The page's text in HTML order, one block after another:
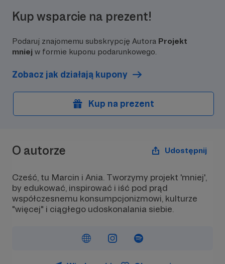
Kup wsparcie na prezent!
Podaruj znajomemu subskrypcję Autora Projekt
mniej w formie kuponu podarunkowego.
Zobacz jak działają kupony
Kup na prezent
O autorze Udostępnij
Cześć, tu Marcin i Ania. Tworzymy projekt 'mniej',
by edukować, inspirować i iść pod prąd
współczesnemu konsumpcjonizmowi, kulturze
"więcej" i ciągłego udoskonalania siebie.